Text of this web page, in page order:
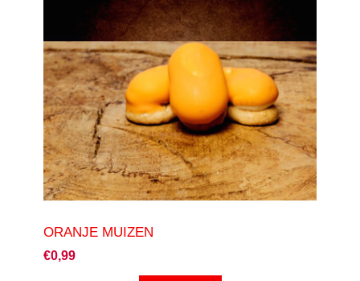
ORANJE MUIZEN
€0,99